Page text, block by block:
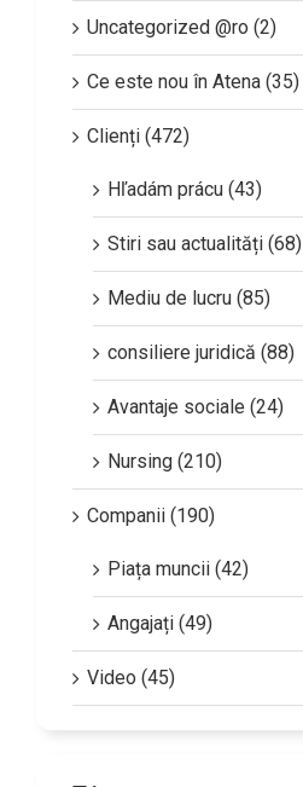
Uncategorized @ro (2)
Ce este nou în Atena (35)
Clienți (472)
Hľadám prácu (43)
Stiri sau actualități (68)
Mediu de lucru (85)
consiliere juridică (88)
Avantaje sociale (24)
Nursing (210)
Companii (190)
Piața muncii (42)
Angajați (49)
Video (45)